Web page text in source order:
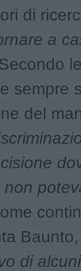
di
a
sempre
del
non
di